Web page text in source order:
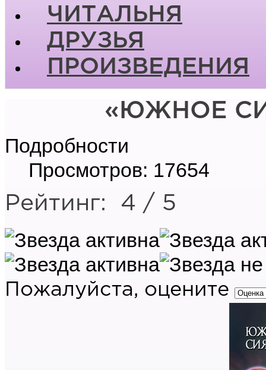
ЧИТАЛЬНЯ
ДРУЗЬЯ
ПРОИЗВЕДЕНИЯ
«ЮЖНОЕ
Подробности
Просмотров: 17654
Рейтинг: 4 / 5
Пожалуйста, оцените